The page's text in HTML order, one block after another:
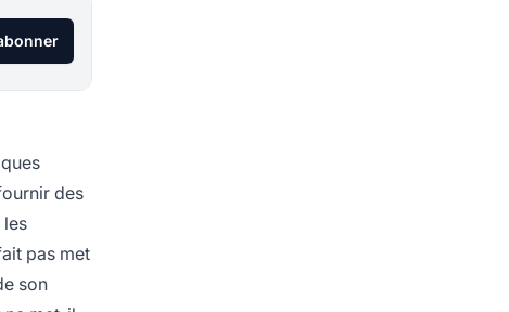
des
les
pas met
son